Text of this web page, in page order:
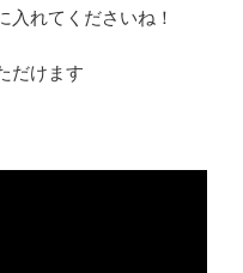
入れてくださいね！
だけます